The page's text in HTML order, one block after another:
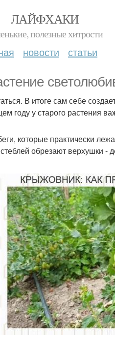
ЛАЙФХАКИ
полезные хитрости
новости статьи
В итоге сам себе
году у старого растения
которые практически
обрезают верхушки -